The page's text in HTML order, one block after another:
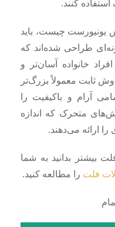
کنند.
یونیورست چیست، باید
طراحی شده‌اند که
خانواده آسان‌تر و
ثابت معمولاً بزرگ‌تر
آرام و باکیفیت را
متحرک که اندازه
ارائه می‌دهند.
بیشتر بدانید به شما
فلت را مطالعه کنید.